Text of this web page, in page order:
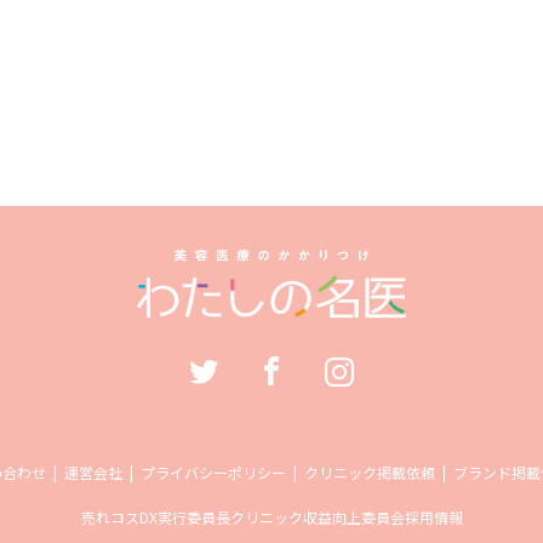
わせ 運営会社 プライバシーポリシー クリニック掲載依頼 ブランド掲
売れコスDX実行委員長クリニック収益向上委員会採用情報